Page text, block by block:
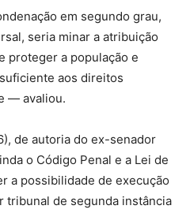
em segundo grau,
seria minar a atribuição
proteger a população e
aos direitos
— avaliou.
de autoria do ex-senador
o Código Penal e a Lei de
a possibilidade de execução
tribunal de segunda instância